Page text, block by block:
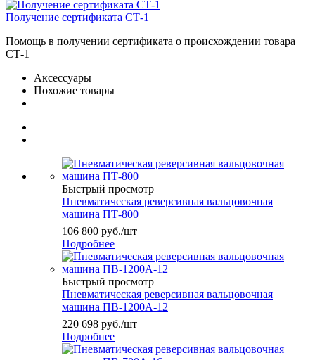
Получение сертификата СТ-1
Помощь в получении сертификата о происхождении товара
СТ-1
Аксессуары
Похожие товары
Быстрый просмотр
Пневматическая реверсивная вальцовочная
машина ПТ-800
106 800 руб./шт
Подробнее
Быстрый просмотр
Пневматическая реверсивная вальцовочная
машина ПВ-1200А-12
220 698 руб./шт
Подробнее